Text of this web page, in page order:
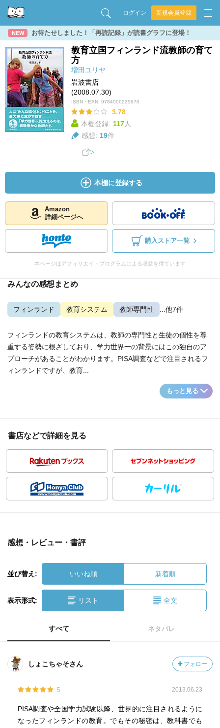
ログイン 新規会員登録
NEW お待たせしました！「再読記録」が読書グラフに登場！
教育立国フィンランド流教師の育て
方
増田ユリヤ
岩波書店
(2008.07.30)
ISBN・EAN: 9784000225670
3.78
本棚登録: 117人
感想: 19件
本棚に登録する
Amazon
詳細ページへ
購入ストア一覧
本ページはアフィリエイトプログラムによる収益を得ています
みんなの感想まとめ
フィンランド 教育システム 教師専門性 ...他7件
フィンランドの教育システムは、教師の専門性と生徒の個性を尊
重する姿勢に根ざしており、学力世界一の背景にはこの独自のア
プローチがあることがわかります。PISA調査などで注目されるフ
ィンランドですが、教育...
もっと見る
書店などで詳細を見る
感想・レビュー・書評
並び替え: いいね順 新着順
表示形式: リスト 全文
すべて ネタバレ
しょこちゃそさん フォロー
5 2013.06.23
PISA調査や全国学力試験以降、世界的に注目されるように
なったフィンランドの教育。でもその秘密は、教科書でも